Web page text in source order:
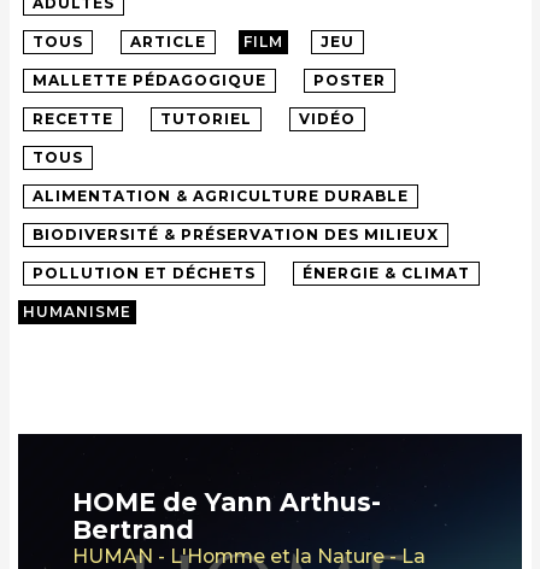
TOUS ARTICLE FILM JEU
MALLETTE PÉDAGOGIQUE POSTER
RECETTE TUTORIEL VIDÉO
TOUS
ALIMENTATION & AGRICULTURE DURABLE
BIODIVERSITÉ & PRÉSERVATION DES MILIEUX
POLLUTION ET DÉCHETS ÉNERGIE & CLIMAT
HUMANISME
HOME de Yann Arthus-
Bertrand
HUMAN - L'Homme et la Nature - La